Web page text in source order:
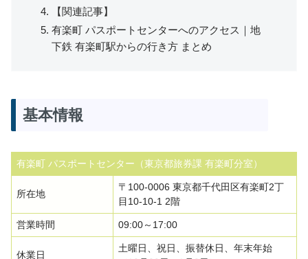
【関連記事】
有楽町 パスポートセンターへのアクセス｜地
下鉄 有楽町駅からの行き方 まとめ
基本情報
有楽町 パスポートセンター（東京都旅券課 有楽町分室）
所在地
〒100-0006 東京都千代田区有楽町2丁
目10-10-1 2階
営業時間 09:00～17:00
休業日
土曜日、祝日、振替休日、年末年始